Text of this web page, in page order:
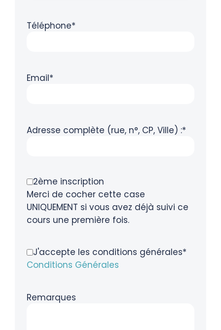
Téléphone*
Email*
Adresse complète (rue, n°, CP, Ville) :*
2ème inscription
Merci de cocher cette case
UNIQUEMENT si vous avez déjà suivi ce
cours une première fois.
J'accepte les conditions générales*
Conditions Générales
Remarques